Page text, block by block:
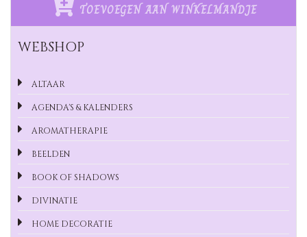
TOEVOEGEN AAN WINKELMANDJE
WEBSHOP
ALTAAR
AGENDA'S & KALENDERS
AROMATHERAPIE
BEELDEN
BOOK OF SHADOWS
DIVINATIE
HOME DECORATIE